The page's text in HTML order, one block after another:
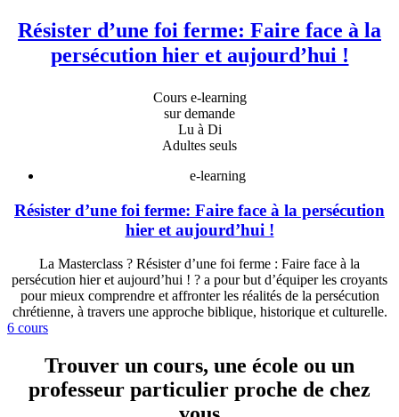
Résister d’une foi ferme: Faire face à la
persécution hier et aujourd’hui !
Cours e-learning
sur demande
Lu à Di
Adultes seuls
e-learning
Résister d’une foi ferme: Faire face à la persécution
hier et aujourd’hui !
La Masterclass ? Résister d’une foi ferme : Faire face à la
persécution hier et aujourd’hui ! ? a pour but d’équiper les croyants
pour mieux comprendre et affronter les réalités de la persécution
chrétienne, à travers une approche biblique, historique et culturelle.
6 cours
Trouver un cours, une école ou un
professeur particulier proche de chez